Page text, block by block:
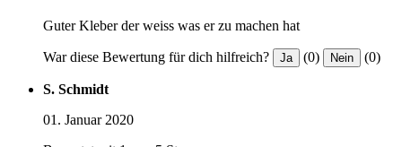
Guter Kleber der weiss was er zu machen hat
War diese Bewertung für dich hilfreich? Ja (0) Nein (0)
S. Schmidt
01. Januar 2020